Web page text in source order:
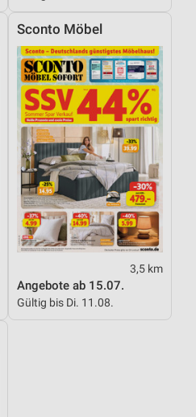
Sconto Möbel
3,5 km
Angebote ab 15.07.
Gültig bis Di. 11.08.